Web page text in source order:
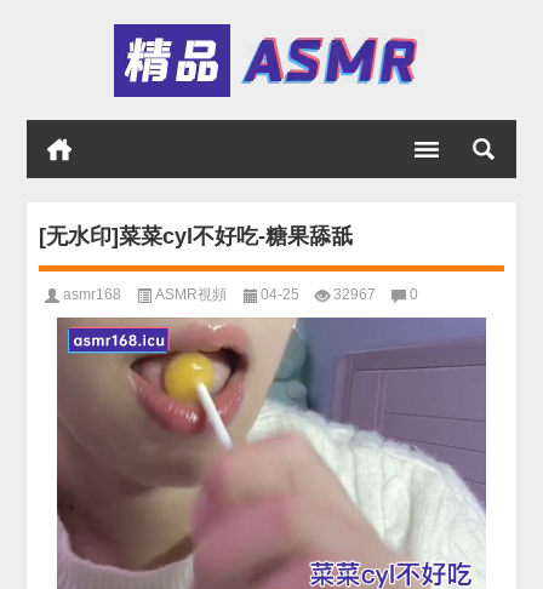
[无水印]菜菜cyl不好吃-糖果舔舐
asmr168 ASMR視頻 04-25 32967 0